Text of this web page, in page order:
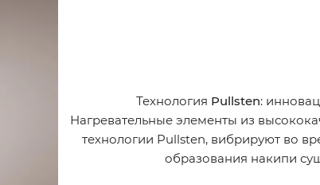
Технология Pullsten:
Нагревательные элементы из
технологии Pullsten, вибрируют во
образования накипи